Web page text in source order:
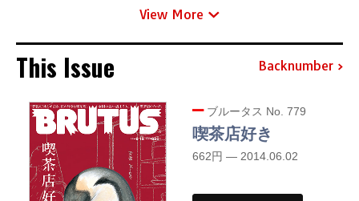
View More
This Issue Backnumber
ブルータス No. 779
喫茶店好き
662円 — 2014.06.02